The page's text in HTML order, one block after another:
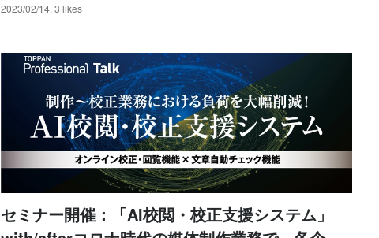
2023/02/14, 3 likes
セミナー開催：「AI校閲・校正支援システム」